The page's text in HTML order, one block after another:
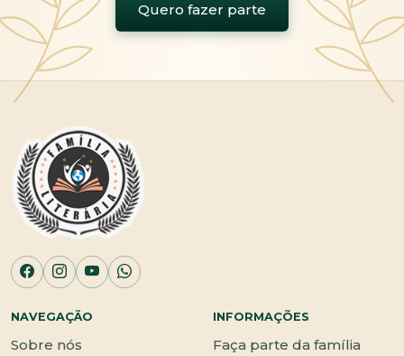
Quero fazer parte
NAVEGAÇÃO
Sobre nós
INFORMAÇÕES
Faça parte da família